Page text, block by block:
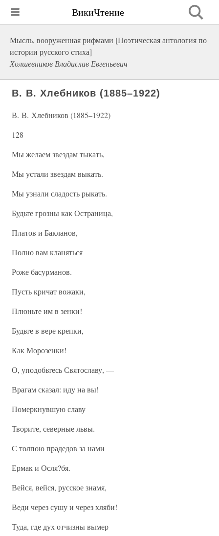
ВикиЧтение
Мысль, вооруженная рифмами [Поэтическая антология по
истории русского стиха]
Холшевников Владислав Евгеньевич
В. В. Хлебников (1885–1922)
В. В. Хлебников (1885–1922)
128
Мы желаем звездам тыкать,
Мы устали звездам выкать.
Мы узнали сладость рыкать.
Будьте грозны как Остраница,
Платов и Бакланов,
Полно вам кланяться
Роже басурманов.
Пусть кричат вожаки,
Плюньте им в зенки!
Будьте в вере крепки,
Как Морозенки!
О, уподобьтесь Святославу, —
Врагам сказал: иду на вы!
Померкнувшую славу
Творите, северные львы.
С толпою прадедов за нами
Ермак и Осля?бя.
Вейся, вейся, русское знамя,
Веди через сушу и через хляби!
Туда, где дух отчизны вымер